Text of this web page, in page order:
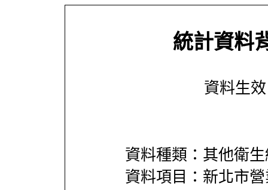
統計資料
資料生
資料種類：其他衛
資料項目：新北市